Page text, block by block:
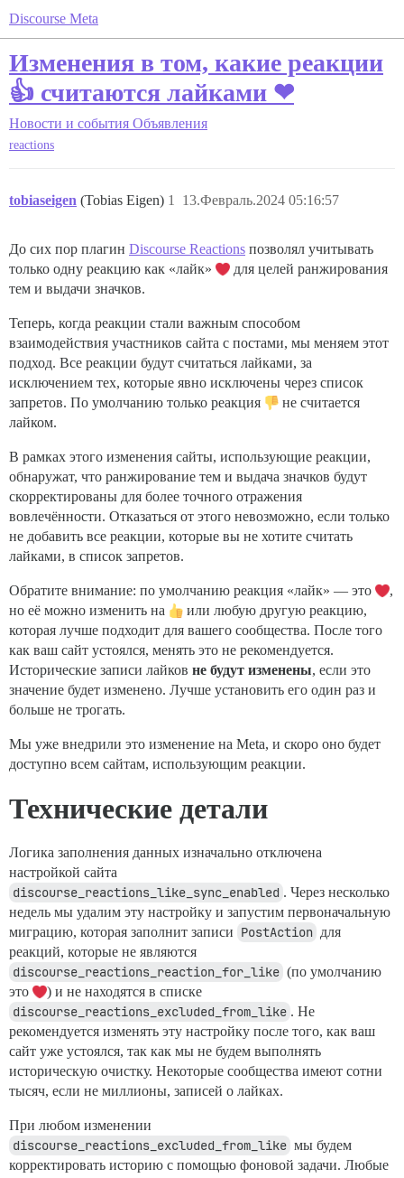
Discourse Meta
Изменения в том, какие реакции
👍 считаются лайками ❤
Новости и события Объявления
reactions
tobiaseigen (Tobias Eigen) 13.Февраль.2024 05:16:57
1
До сих пор плагин Discourse Reactions позволял учитывать
только одну реакцию как «лайк»
для целей ранжирования
тем и выдачи значков.
Теперь, когда реакции стали важным способом
взаимодействия участников сайта с постами, мы меняем этот
подход. Все реакции будут считаться лайками, за
исключением тех, которые явно исключены через список
запретов. По умолчанию только реакция
не считается
лайком.
В рамках этого изменения сайты, использующие реакции,
обнаружат, что ранжирование тем и выдача значков будут
скорректированы для более точного отражения
вовлечённости. Отказаться от этого невозможно, если только
не добавить все реакции, которые вы не хотите считать
лайками, в список запретов.
Обратите внимание: по умолчанию реакция «лайк» — это
,
но её можно изменить на
или любую другую реакцию,
которая лучше подходит для вашего сообщества. После того
как ваш сайт устоялся, менять это не рекомендуется.
Исторические записи лайков не будут изменены, если это
значение будет изменено. Лучше установить его один раз и
больше не трогать.
Мы уже внедрили это изменение на Meta, и скоро оно будет
доступно всем сайтам, использующим реакции.
Технические детали
Логика заполнения данных изначально отключена
настройкой сайта
discourse_reactions_like_sync_enabled . Через несколько
недель мы удалим эту настройку и запустим первоначальную
миграцию, которая заполнит записи PostAction для
реакций, которые не являются
discourse_reactions_reaction_for_like (по умолчанию
это
) и не находятся в списке
discourse_reactions_excluded_from_like . Не
рекомендуется изменять эту настройку после того, как ваш
сайт уже устоялся, так как мы не будем выполнять
историческую очистку. Некоторые сообщества имеют сотни
тысяч, если не миллионы, записей о лайках.
При любом изменении
discourse_reactions_excluded_from_like мы будем
корректировать историю с помощью фоновой задачи. Любые